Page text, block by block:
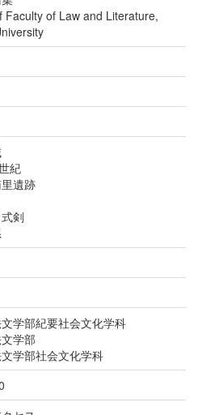
Faculty of Law and Literature,
紀
遺跡
角式剣
学部紀要社会文化学科
学部
学部社会文化学科